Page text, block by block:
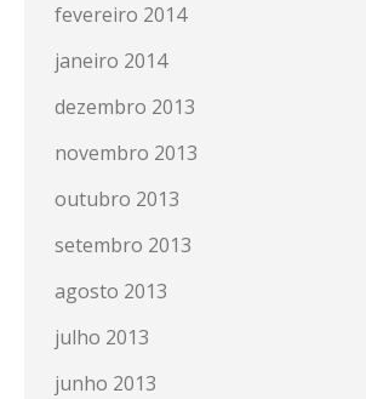
fevereiro 2014
janeiro 2014
dezembro 2013
novembro 2013
outubro 2013
setembro 2013
agosto 2013
julho 2013
junho 2013